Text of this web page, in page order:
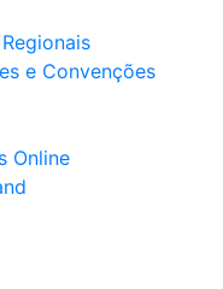
e Convenções
Online